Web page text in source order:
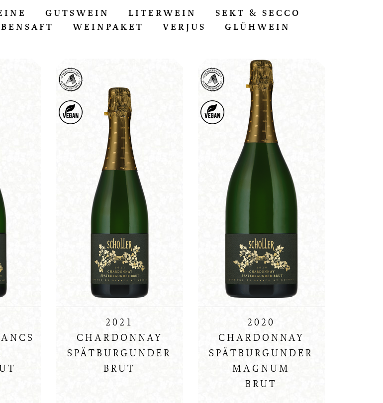
GUTSWEIN LITERWEIN
SEKT & SECCO
WEINPAKET VERJUS GLÜHWEIN
2021
CHARDONNAY
SPÄTBURGUNDER
BRUT
2020
CHARDONNAY
SPÄTBURGUNDER
MAGNUM
BRUT